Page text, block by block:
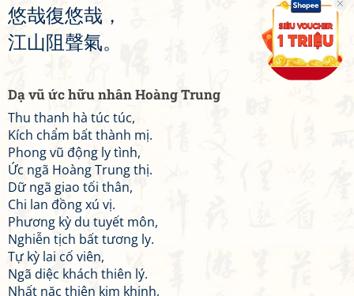
悠哉復悠哉 ，
江山阻 聲氣。
Dạ vũ ức hữu nhân Hoàng Trung
Thu thanh hà túc túc,
Kích chẩm bất thành mị.
Phong vũ động ly tình,
Ức ngã Hoàng Trung thị.
Dữ ngã giao tối thân,
Chi lan đồng xú vị.
Phương kỳ du tuyết môn,
Nghiễn tịch bất tương ly.
Tự kỳ lai cố viên,
Ngã diệc khách thiên lý.
Nhất nặc thiên kim khinh,